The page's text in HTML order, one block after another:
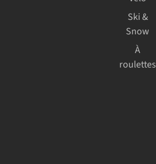
Ski &
Snow
À
roulettes